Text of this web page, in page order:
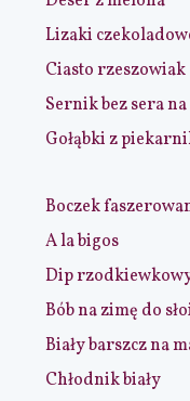
Lizaki
Ciasto rzeszowiak
Sernik bez sera
Gołąbki z
Boczek
A la bigos
Dip
Bób na zimę do
Biały barszcz na
Chłodnik biały